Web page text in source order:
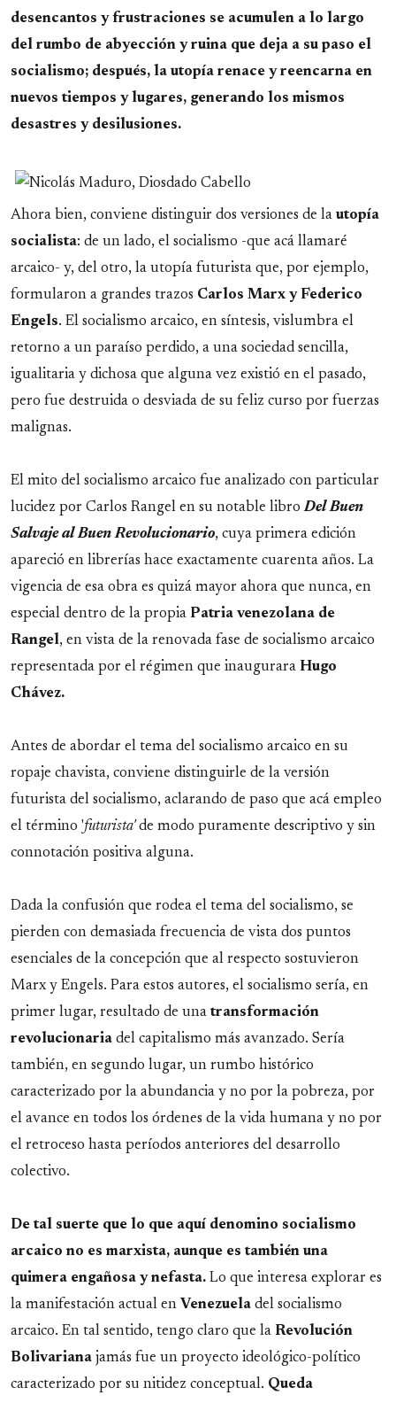
desencantos y frustraciones se acumulen a lo largo
del rumbo de abyección y ruina que deja a su paso el
socialismo; después, la utopía renace y reencarna en
nuevos tiempos y lugares, generando los mismos
desastres y desilusiones.
Ahora bien, conviene distinguir dos versiones de la utopía
socialista: de un lado, el socialismo -que acá llamaré
arcaico- y, del otro, la utopía futurista que, por ejemplo,
formularon a grandes trazos Carlos Marx y Federico
Engels. El socialismo arcaico, en síntesis, vislumbra el
retorno a un paraíso perdido, a una sociedad sencilla,
igualitaria y dichosa que alguna vez existió en el pasado,
pero fue destruida o desviada de su feliz curso por fuerzas
malignas.
El mito del socialismo arcaico fue analizado con particular
lucidez por Carlos Rangel en su notable libroDel Buen
Salvaje al Buen Revolucionario, cuya primera edición
apareció en librerías hace exactamente cuarenta años. La
vigencia de esa obra es quizá mayor ahora que nunca, en
especial dentro de la propia Patria venezolana de
Rangel, en vista de la renovada fase de socialismo arcaico
representada por el régimen que inaugurara Hugo
Chávez.
Antes de abordar el tema del socialismo arcaico en su
ropaje chavista, conviene distinguirle de la versión
futurista del socialismo, aclarando de paso que acá empleo
el término 'futurista'de modo puramente descriptivo y sin
connotación positiva alguna.
Dada la confusión que rodea el tema del socialismo, se
pierden con demasiada frecuencia de vista dos puntos
esenciales de la concepción que al respecto sostuvieron
Marx y Engels. Para estos autores, el socialismo sería, en
primer lugar, resultado de una transformación
revolucionaria del capitalismo más avanzado. Sería
también, en segundo lugar, un rumbo histórico
caracterizado por la abundancia y no por la pobreza, por
el avance en todos los órdenes de la vida humana y no por
el retroceso hasta períodos anteriores del desarrollo
colectivo.
De tal suerte que lo que aquí denomino socialismo
arcaico no es marxista, aunque es también una
quimera engañosa y nefasta. Lo que interesa explorar es
la manifestación actual en Venezuela del socialismo
arcaico. En tal sentido, tengo claro que la Revolución
Bolivariana jamás fue un proyecto ideológico-político
caracterizado por su nitidez conceptual. Queda